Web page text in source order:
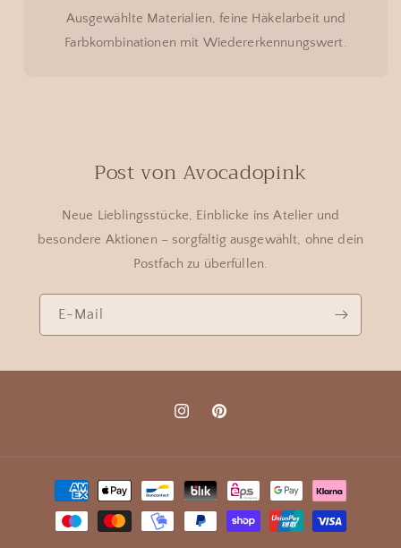
Ausgewählte Materialien, feine Häkelarbeit und
Farbkombinationen mit Wiedererkennungswert.
Post von Avocadopink
Neue Lieblingsstücke, Einblicke ins Atelier und
besondere Aktionen – sorgfältig ausgewählt, ohne dein
Postfach zu überfüllen.
E-Mail
InstagramPinterest
Zahlungsmethoden